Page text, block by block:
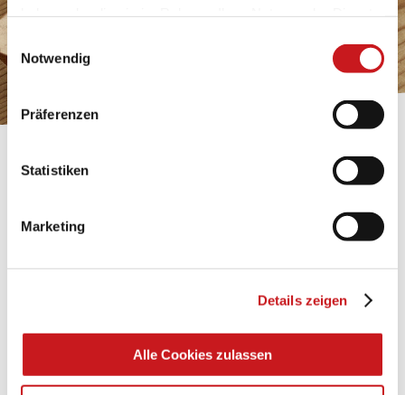
Datenschutzhinweisen
mehr darüber, wer wir sind, wie
personenbezogene Daten verarbeiten. Hier geht’s zum
Impressum.
Notwendig
Präferenzen
Statistiken
Marketing
Details zeigen
Alle Cookies zulassen
Glänzende Ideen mit wasserfestem Papier. Perfekt zu
Zum Tipp